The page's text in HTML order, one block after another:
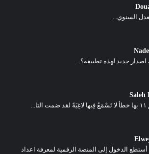
السنوي...
جديد لهذه تطبيقة؟...
Saleh
أستطع الدخول إلى المنصة الرقمية لمعرفة اعداد